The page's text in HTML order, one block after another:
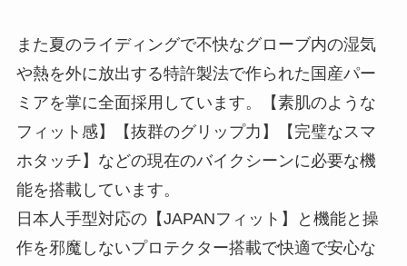
また夏のライディングで不快なグローブ内の湿気
や熱を外に放出する特許製法で作られた国産パー
ミアを掌に全面採用しています。【素肌のような
フィット感】【抜群のグリップ力】【完璧なスマ
ホタッチ】などの現在のバイクシーンに必要な機
能を搭載しています。
日本人手型対応の【JAPANフィット】と機能と操
作を邪魔しないプロテクター搭載で快適で安心な